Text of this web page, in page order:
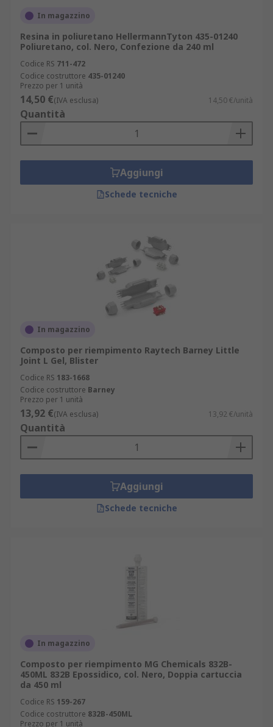
In magazzino
Resina in poliuretano HellermannTyton 435-01240
Poliuretano, col. Nero, Confezione da 240 ml
Codice RS 711-472
Codice costruttore 435-01240
Prezzo per 1 unità
14,50 €(IVA esclusa) 14,50 €/unità
Quantità
Aggiungi
Schede tecniche
In magazzino
Composto per riempimento Raytech Barney Little
Joint L Gel, Blister
Codice RS 183-1668
Codice costruttore Barney
Prezzo per 1 unità
13,92 €(IVA esclusa) 13,92 €/unità
Quantità
Aggiungi
Schede tecniche
In magazzino
Composto per riempimento MG Chemicals 832B-
450ML 832B Epossidico, col. Nero, Doppia cartuccia
da 450 ml
Codice RS 159-267
Codice costruttore 832B-450ML
Prezzo per 1 unità